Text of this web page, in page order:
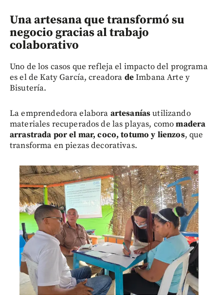
Una artesana que transformó su
negocio gracias al trabajo
colaborativo
Uno de los casos que refleja el impacto del programa
es el de Katy García, creadora deImbana Arte y
Bisutería.
La emprendedora elabora artesaníasutilizando
materiales recuperados de las playas, comomadera
arrastrada por el mar, coco, totumo y lienzos, que
transforma en piezas decorativas.